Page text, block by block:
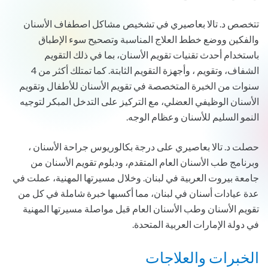
تتخصص د. تالا بعاصيري في تشخيص مشاكل اصطفاف الأسنان
والفكين ووضع خطط العلاج المناسبة وتصحيح سوء الإطباق
باستخدام أحدث تقنيات تقويم الأسنان، بما في ذلك التقويم
الشفاف، وتقويم ، وأجهزة التقويم الثابتة. كما تمتلك أكثر من 4
سنوات من الخبرة المتخصصة في تقويم الأسنان للأطفال وتقويم
الأسنان الوظيفي العضلي، مع التركيز على التدخل المبكر لتوجيه
النمو السليم للأسنان وعظام الوجه.
حصلت د. تالا بعاصيري على درجة بكالوريوس جراحة الأسنان ،
وبرنامج طب الأسنان العام المتقدم، ودبلوم تقويم الأسنان من
جامعة بيروت العربية في لبنان. وخلال مسيرتها المهنية، عملت في
عدة عيادات أسنان في لبنان، مما أكسبها خبرة شاملة في كل من
تقويم الأسنان وطب الأسنان العام قبل مواصلة مسيرتها المهنية
في دولة الإمارات العربية المتحدة.
الخبرات والعلاجات